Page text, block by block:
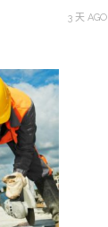
3 天 AGO